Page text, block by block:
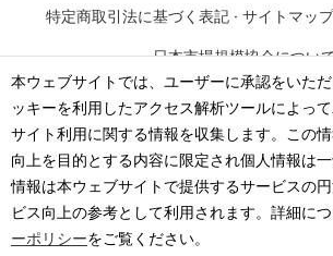
本ウェブサイトでは、ユーザーに承認をいた
ッキーを利用したアクセス解析ツールによっ
サイト利用に関する情報を収集します。この
向上を目的とする内容に限定され個人情報は
情報は本ウェブサイトで提供するサービスの
ビス向上の参考として利用されます。詳細につ
ーポリシーをご覧ください。
特定商取引法に基づく表記 · サイトマップ
日本市場規模協会につい
©2026· 一般社団法人 日本市場